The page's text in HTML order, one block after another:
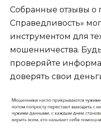
Собранные отзывы о
Справедливость»
инструментом для
мошенничества.
проверяйте
доверять свои